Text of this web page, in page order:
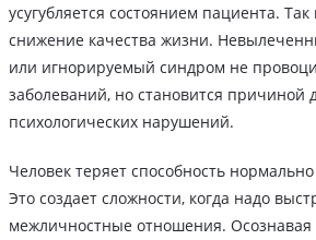
усугубляется состоянием пациента.
снижение качества жизни.
или игнорируемый синдром не
заболеваний, но становится причиной
психологических нарушений.
Человек теряет способность
Это создает сложности, когда надо
межличностные отношения. Осознавая